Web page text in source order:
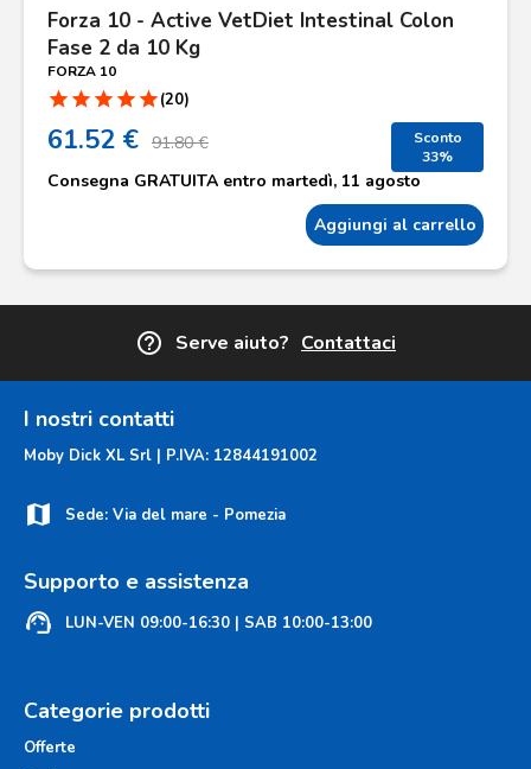
Forza 10 - Active VetDiet Intestinal Colon
Fase 2 da 10 Kg
FORZA 10
star star star star star(20)
61.52 € 91.80 €
Sconto
33%
Consegna GRATUITA entro martedì, 11 agosto
Aggiungi al carrello
help_outline Serve aiuto? Contattaci
I nostri contatti
Moby Dick XL Srl | P.IVA: 12844191002
map Sede: Via del mare - Pomezia
Supporto e assistenza
support_agent LUN-VEN 09:00-16:30 | SAB 10:00-13:00
Categorie prodotti
Offerte